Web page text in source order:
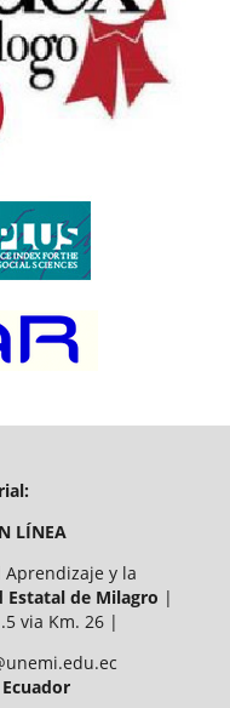
LÍNEA
Aprendizaje y la
Estatal de Milagro |
via Km. 26 |